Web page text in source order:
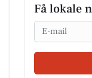
Få lokale
Email